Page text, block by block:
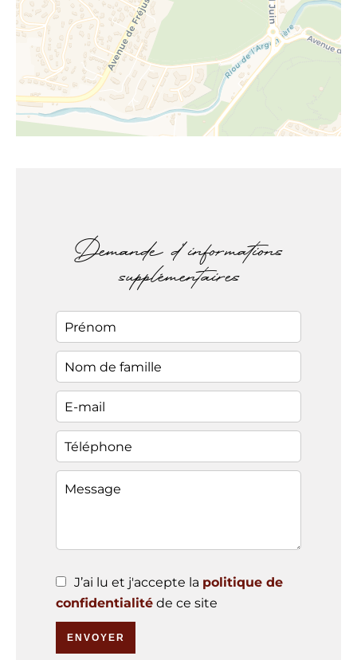
Demande d'informations
supplémentaires
J’ai lu et j'accepte la politique de
confidentialité de ce site
ENVOYER